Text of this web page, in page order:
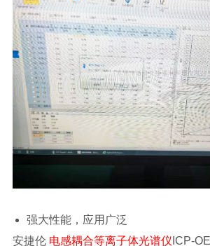
强大性能，应用广泛
安捷伦 电感耦合等离子体光谱仪 ICP-